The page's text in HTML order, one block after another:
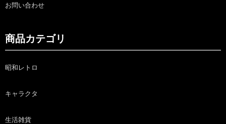
お問い合わせ
商品カテゴリ
昭和レトロ
キャラクタ
生活雑貨